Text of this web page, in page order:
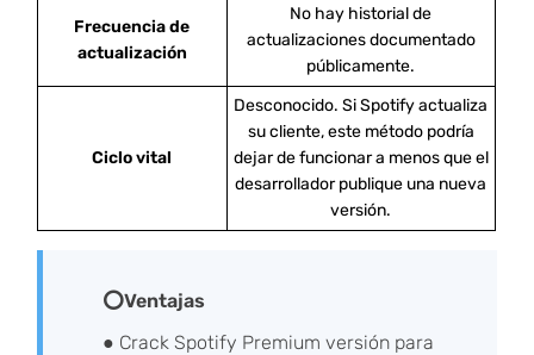
Frecuencia de
actualización
No hay historial de
actualizaciones documentado
públicamente.
Ciclo vital
Desconocido. Si Spotify actualiza
su cliente, este método podría
dejar de funcionar a menos que el
desarrollador publique una nueva
versión.
⭕Ventajas
● Crack Spotify Premium versión para